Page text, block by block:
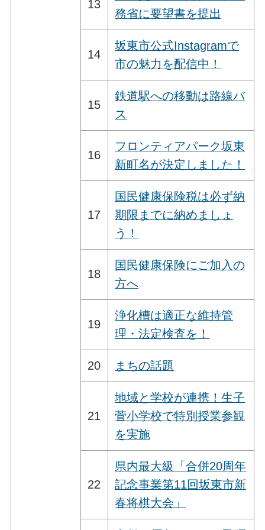
13
務省に要望書を提出
14
坂東市公式Instagramで
市の魅力を配信中！
15
鉄道駅への移動は路線バ
ス
16
フロンティアパーク坂東
新町名が決定しました！
17
国民健康保険税は必ず納
期限までに納めましょ
う！
18
国民健康保険にご加入の
方へ
19
浄化槽は適正な維持管
理・法定検査を！
20 まちの話題
21
地域と学校が連携！生子
菅小学校で特別授業参観
を実施
22
県内最大級「合併20周年
記念事業第11回坂東市新
春将棋大会」